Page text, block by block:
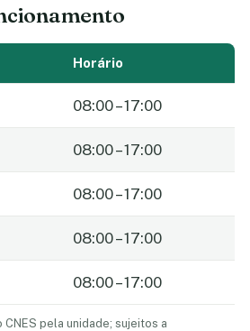
Horário
08:00 – 17:00
08:00 – 17:00
08:00 – 17:00
08:00 – 17:00
08:00 – 17:00
pela unidade; sujeitos a